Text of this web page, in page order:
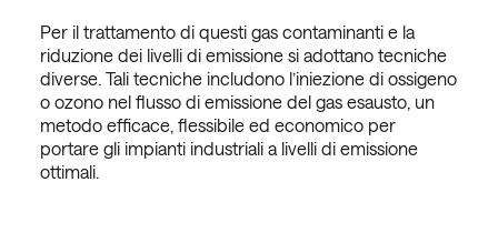
Per il trattamento di questi gas contaminanti e la
riduzione dei livelli di emissione si adottano tecniche
diverse. Tali tecniche includono l’iniezione di ossigeno
o ozono nel flusso di emissione del gas esausto, un
metodo efficace, flessibile ed economico per
portare gli impianti industriali a livelli di emissione
ottimali.